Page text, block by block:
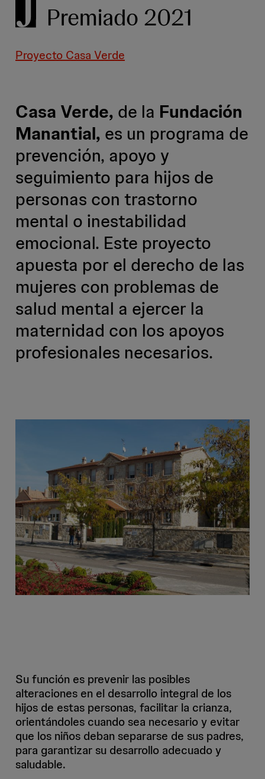
Premiado 2021
Proyecto Casa Verde
Casa Verde, de la Fundación
Manantial, es un programa de
prevención, apoyo y
seguimiento para hijos de
personas con trastorno
mental o inestabilidad
emocional. Este proyecto
apuesta por el derecho de las
mujeres con problemas de
salud mental a ejercer la
maternidad con los apoyos
profesionales necesarios.
Su función es prevenir las posibles
alteraciones en el desarrollo integral de los
hijos de estas personas, facilitar la crianza,
orientándoles cuando sea necesario y evitar
que los niños deban separarse de sus padres,
para garantizar su desarrollo adecuado y
saludable.